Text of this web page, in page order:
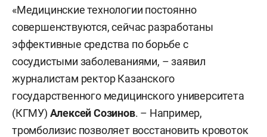
«Медицинские технологии постоянно
совершенствуются, сейчас разработаны
эффективные средства по борьбе с
сосудистыми заболеваниями, – заявил
журналистам ректор Казанского
государственного медицинского университета
(КГМУ) Алексей Созинов. – Например,
тромболизис позволяет восстановить кровоток